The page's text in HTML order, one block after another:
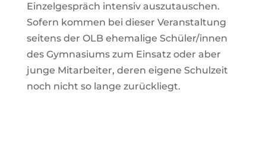
Einzelgespräch intensiv auszutauschen.
Sofern kommen bei dieser Veranstaltung
seitens der OLB ehemalige Schüler/innen
des Gymnasiums zum Einsatz oder aber
junge Mitarbeiter, deren eigene Schulzeit
noch nicht so lange zurückliegt.